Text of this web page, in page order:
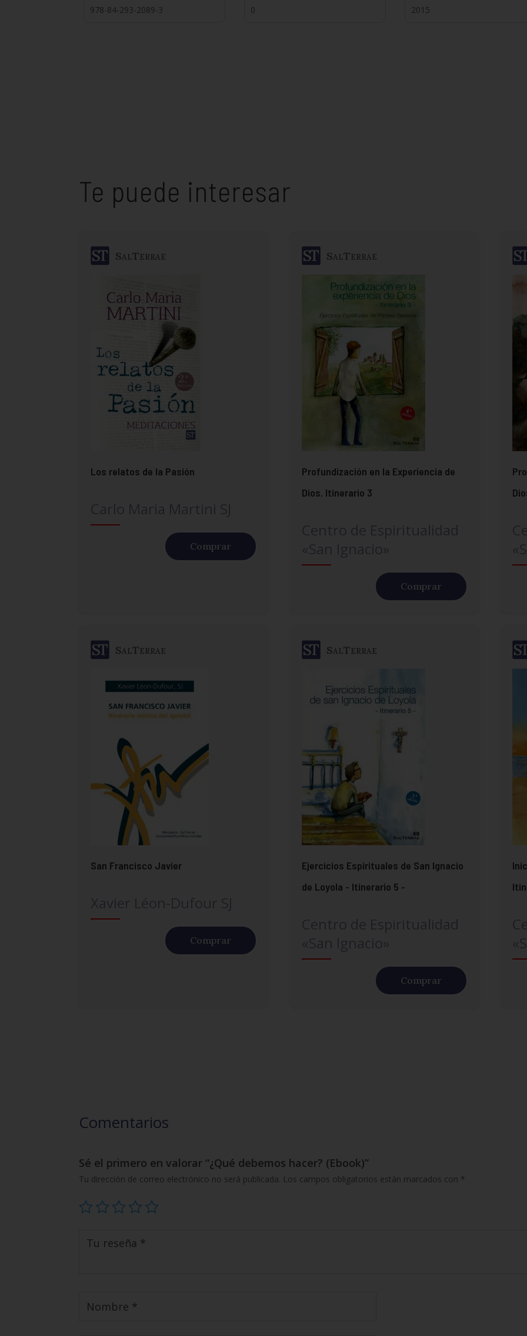
978-84-293-2089-3 0 2015
Te puede interesar
SalTerrae
Los relatos de la Pasión
Comprar
SalTerrae
Profundización en la Experiencia de
Dios. Itinerario 3
Comprar
SalTerrae
San Francisco Javier
Comprar
SalTerrae
Ejercicios Espirituales de San Ignacio
de Loyola - Itinerario 5 -
Comprar
Comentarios
Sé el primero en valorar “¿Qué debemos hacer? (Ebook)”
Tu dirección de correo electrónico no será publicada. Los campos obligatorios están marcados con *